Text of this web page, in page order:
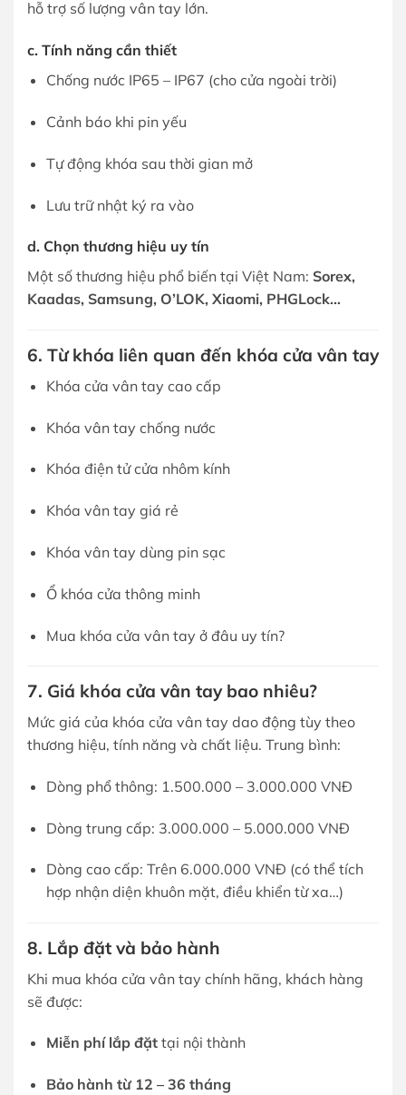
hỗ trợ số lượng vân tay lớn.
c. Tính năng cần thiết
Chống nước IP65 – IP67 (cho cửa ngoài trời)
Cảnh báo khi pin yếu
Tự động khóa sau thời gian mở
Lưu trữ nhật ký ra vào
d. Chọn thương hiệu uy tín
Một số thương hiệu phổ biến tại Việt Nam: Sorex,
Kaadas, Samsung, O’LOK, Xiaomi, PHGLock…
6. Từ khóa liên quan đến khóa cửa vân tay
Khóa cửa vân tay cao cấp
Khóa vân tay chống nước
Khóa điện tử cửa nhôm kính
Khóa vân tay giá rẻ
Khóa vân tay dùng pin sạc
Ổ khóa cửa thông minh
Mua khóa cửa vân tay ở đâu uy tín?
7. Giá khóa cửa vân tay bao nhiêu?
Mức giá của khóa cửa vân tay dao động tùy theo
thương hiệu, tính năng và chất liệu. Trung bình:
Dòng phổ thông: 1.500.000 – 3.000.000 VNĐ
Dòng trung cấp: 3.000.000 – 5.000.000 VNĐ
Dòng cao cấp: Trên 6.000.000 VNĐ (có thể tích
hợp nhận diện khuôn mặt, điều khiển từ xa…)
8. Lắp đặt và bảo hành
Khi mua khóa cửa vân tay chính hãng, khách hàng
sẽ được:
Miễn phí lắp đặttại nội thành
Bảo hành từ 12 – 36 tháng